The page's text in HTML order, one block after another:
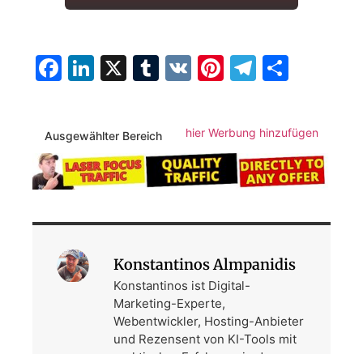
Facebook
LinkedIn
X Tumblr
VK Pinterest
Ausgewählter Bereich hier Werbung hinzufügen
Konstantinos Almpanidis
Konstantinos ist Digital-
Marketing-Experte,
Webentwickler, Hosting-Anbieter
und Rezensent von KI-Tools mit